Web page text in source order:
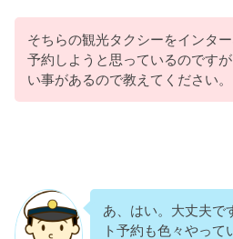
そちらの観光タクシーをインタ
予約しようと思っているのです
い事があるので教えてください。
あ、はい。大丈夫で
ト予約も色々やって